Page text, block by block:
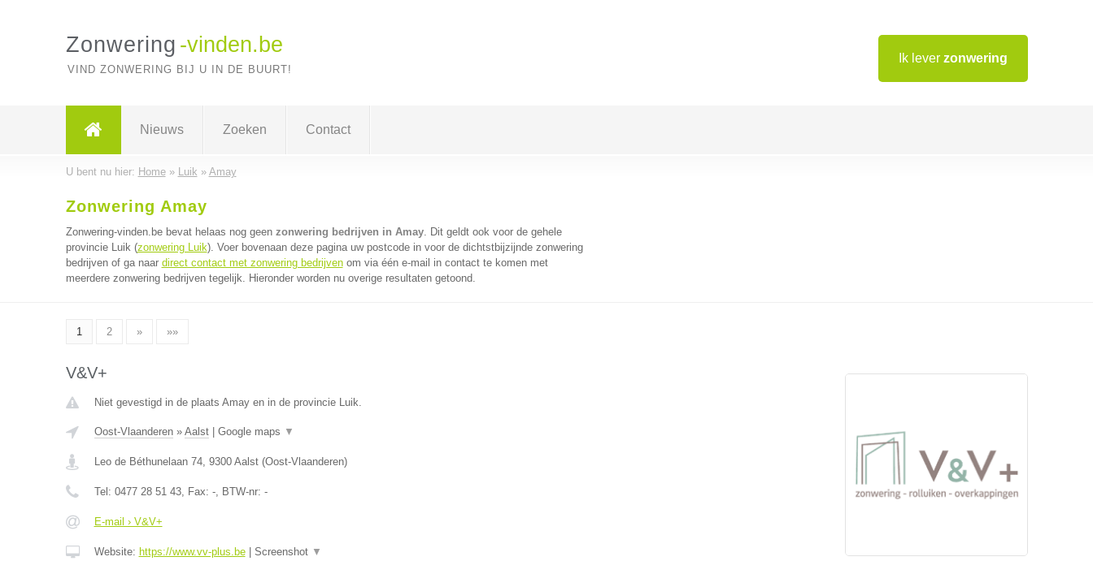
Ik lever zonwering
Zonwering -vinden.be
VIND ZONWERING BIJ U IN DE BUURT!
Nieuws Zoeken Contact
U bent nu hier: Home» Luik » Amay
Zonwering Amay
Zonwering-vinden.be bevat helaas nog geen zonwering bedrijven in Amay. Dit geldt ook voor de gehele
provincie Luik (zonwering Luik). Voer bovenaan deze pagina uw postcode in voor de dichtstbijzijnde zonwering
bedrijven of ga naar direct contact met zonwering bedrijvenom via één e-mail in contact te komen met
meerdere zonwering bedrijven tegelijk. Hieronder worden nu overige resultaten getoond.
1 2 » »»
V&V+
Niet gevestigd in de plaats Amay en in de provincie Luik.
Oost-Vlaanderen» Aalst| Google maps ▼
Leo de Béthunelaan 74, 9300 Aalst(Oost-Vlaanderen)
Tel: 0477 28 51 43, Fax: -, BTW-nr: -
E-mail › V&V+
Website: https://www.vv-plus.be| Screenshot ▼